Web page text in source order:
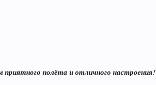
полёта и отличного настроения!